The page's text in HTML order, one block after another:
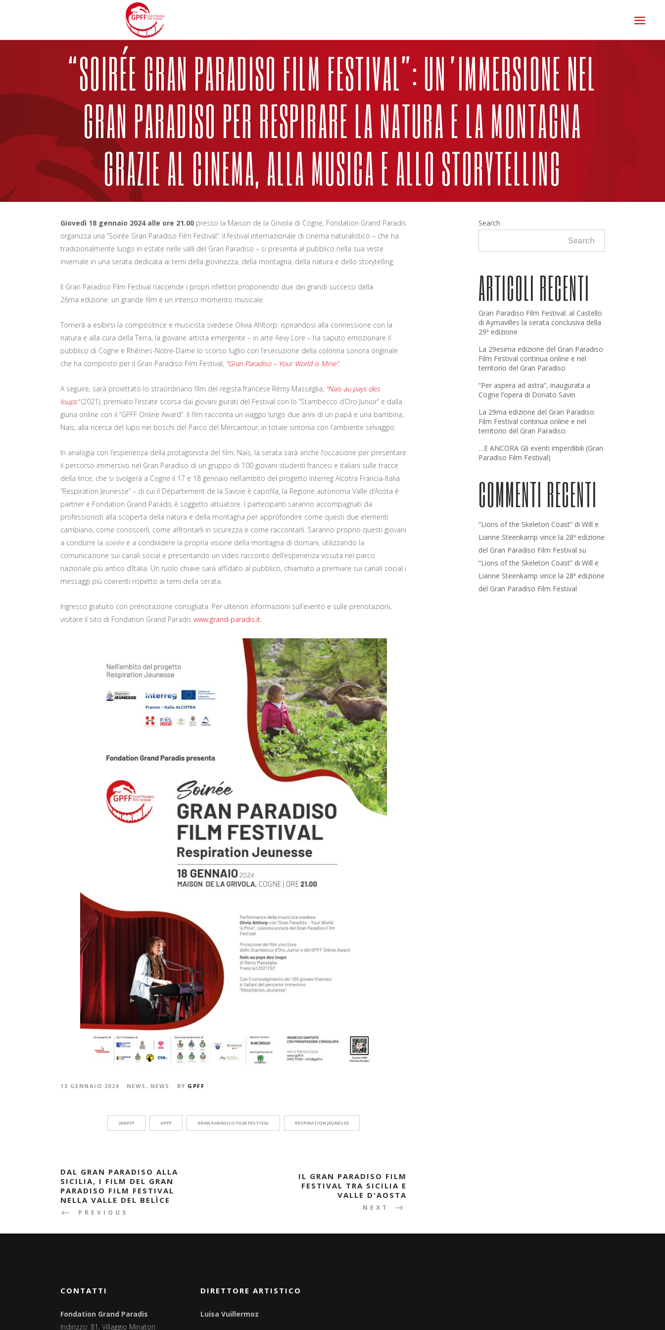
“SOIRÉE GRAN PARADISO FILM FESTIVAL”: UN’IMMERSIONE NEL
GRAN PARADISO PER RESPIRARE LA NATURA E LA MONTAGNA
GRAZIE AL CINEMA, ALLA MUSICA E ALLO STORYTELLING
Giovedì 18 gennaio 2024 alle ore 21.00 presso la Maison de la Grivola di Cogne, Fondation Grand Paradis
organizza una “Soirée Gran Paradiso Film Festival”: il festival internazionale di cinema naturalistico – che ha
tradizionalmente luogo in estate nelle valli del Gran Paradiso – si presenta al pubblico nella sua veste
invernale in una serata dedicata ai temi della giovinezza, della montagna, della natura e dello storytelling.
Il Gran Paradiso Film Festival riaccende i propri riflettori proponendo due dei grandi successi della
26ma edizione: un grande film e un intenso momento musicale.
Tornerà a esibirsi la compositrice e musicista svedese Olivia Ahltorp: ispirandosi alla connessione con la
natura e alla cura della Terra, la giovane artista emergente – in arte Aevy Lore – ha saputo emozionare il
pubblico di Cogne e Rhêmes-Notre-Dame lo scorso luglio con l’esecuzione della colonna sonora originale
che ha composto per il Gran Paradiso Film Festival, “Gran Paradiso – Your World is Mine”.
A seguire, sarà proiettato lo straordinario film del regista francese Rémy Masséglia, “Naïs au pays des
loups” (2021), premiato l’estate scorsa dai giovani giurati del Festival con lo “Stambecco d’Oro Junior” e dalla
giuria online con il “GPFF Online Award”. Il film racconta un viaggio lungo due anni di un papà e una bambina,
Naïs, alla ricerca del lupo nei boschi del Parco del Mercantour, in totale sintonia con l’ambiente selvaggio.
In analogia con l’esperienza della protagonista del film, Naïs, la serata sarà anche l’occasione per presentare
il percorso immersivo nel Gran Paradiso di un gruppo di 100 giovani studenti francesi e italiani sulle tracce
della lince, che si svolgerà a Cogne il 17 e 18 gennaio nell’ambito del progetto Interreg Alcotra Francia-Italia
“Respiration Jeunesse” – di cui il Département de la Savoie è capofila, la Regione autonoma Valle d’Aosta è
partner e Fondation Grand Paradis è soggetto attuatore. I partecipanti saranno accompagnati da
professionisti alla scoperta della natura e della montagna per approfondire come questi due elementi
cambiano, come conoscerli, come affrontarli in sicurezza e come raccontarli. Saranno proprio questi giovani
a condurre la soirée e a condividere la propria visione della montagna di domani, utilizzando la
comunicazione sui canali social e presentando un video racconto dell’esperienza vissuta nel parco
nazionale più antico d’Italia. Un ruolo chiave sarà affidato al pubblico, chiamato a premiare sui canali social i
messaggi più coerenti rispetto ai temi della serata.
Ingresso gratuito con prenotazione consigliata. Per ulteriori informazioni sull’evento e sulle prenotazioni,
visitare il sito di Fondation Grand Paradis www.grand-paradis.it.
13 GENNAIO 2024 NEWS , NEWS BY GPFF
26GPFF GPFF GRAN PARADISO FILM FESTIVAL RESPIRATION JEUNESSE
DAL GRAN PARADISO ALLA
SICILIA, I FILM DEL GRAN
PARADISO FILM FESTIVAL
NELLA VALLE DEL BELÌCE
PREVIOUS
IL GRAN PARADISO FILM
FESTIVAL TRA SICILIA E
VALLE D'AOSTA
NEXT
Search
Search
ARTICOLI RECENTI
Gran Paradiso Film Festival: al Castello
di Aymavilles la serata conclusiva della
29ª edizione
La 29esima edizione del Gran Paradiso
Film Festival continua online e nel
territorio del Gran Paradiso
“Per aspera ad astra”, inaugurata a
Cogne l’opera di Donato Savin
La 29ma edizione del Gran Paradiso
Film Festival continua online e nel
territorio del Gran Paradiso.
…E ANCORA Gli eventi imperdibili (Gran
Paradiso Film Festival)
COMMENTI RECENTI
“Lions of the Skeleton Coast” di Will e
Lianne Steenkamp vince la 28ª edizione
del Gran Paradiso Film Festival su
“Lions of the Skeleton Coast” di Will e
Lianne Steenkamp vince la 28ª edizione
del Gran Paradiso Film Festival
CONTATTI
Fondation Grand Paradis
Indirizzo: 81, Villaggio Minatori
DIRETTORE ARTISTICO
Luisa Vuillermoz